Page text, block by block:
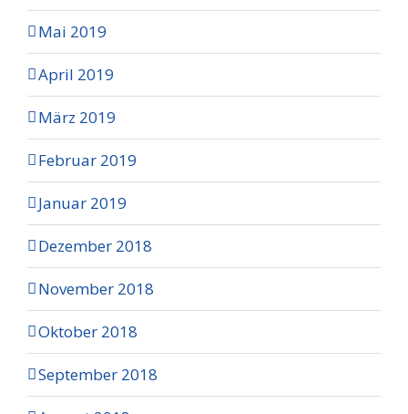
Mai 2019
April 2019
März 2019
Februar 2019
Januar 2019
Dezember 2018
November 2018
Oktober 2018
September 2018